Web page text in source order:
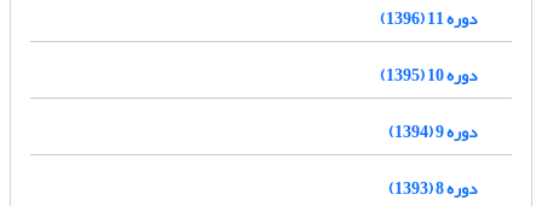
دوره 11 (1396)
دوره 10 (1395)
دوره 9 (1394)
دوره 8 (1393)